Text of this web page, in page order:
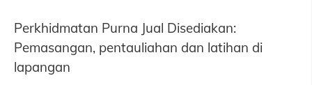
Perkhidmatan Purna Jual Disediakan:
Pemasangan, pentauliahan dan latihan di
lapangan